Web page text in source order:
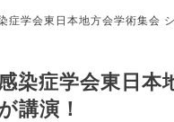
症学会東日本地方会学術集会
染症学会東日
講演！